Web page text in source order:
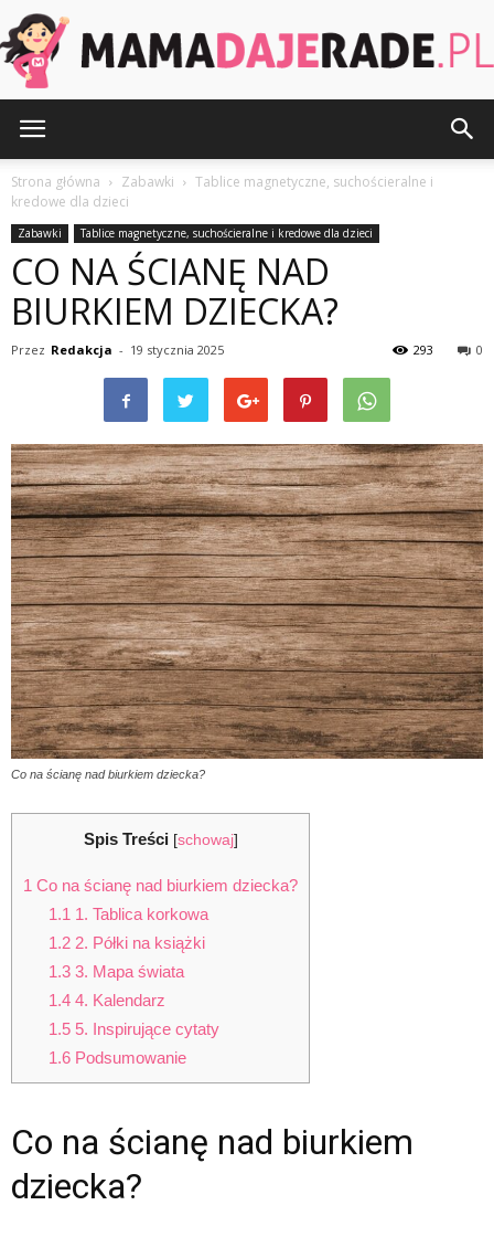
Strona główna Zabawki
Tablice magnetyczne, suchościeralne i
kredowe dla dzieci
Zabawki Tablice magnetyczne, suchościeralne i kredowe dla dzieci
CO NA ŚCIANĘ NAD
BIURKIEM DZIECKA?
Przez Redakcja - 19 stycznia 2025 0
293
Co na ścianę nad biurkiem dziecka?
Spis Treści [schowaj]
1 Co na ścianę nad biurkiem dziecka?
1.1 1. Tablica korkowa
1.22. Półki na książki
1.33. Mapa świata
1.44. Kalendarz
1.55. Inspirujące cytaty
1.6Podsumowanie
Co na ścianę nad biurkiem
dziecka?